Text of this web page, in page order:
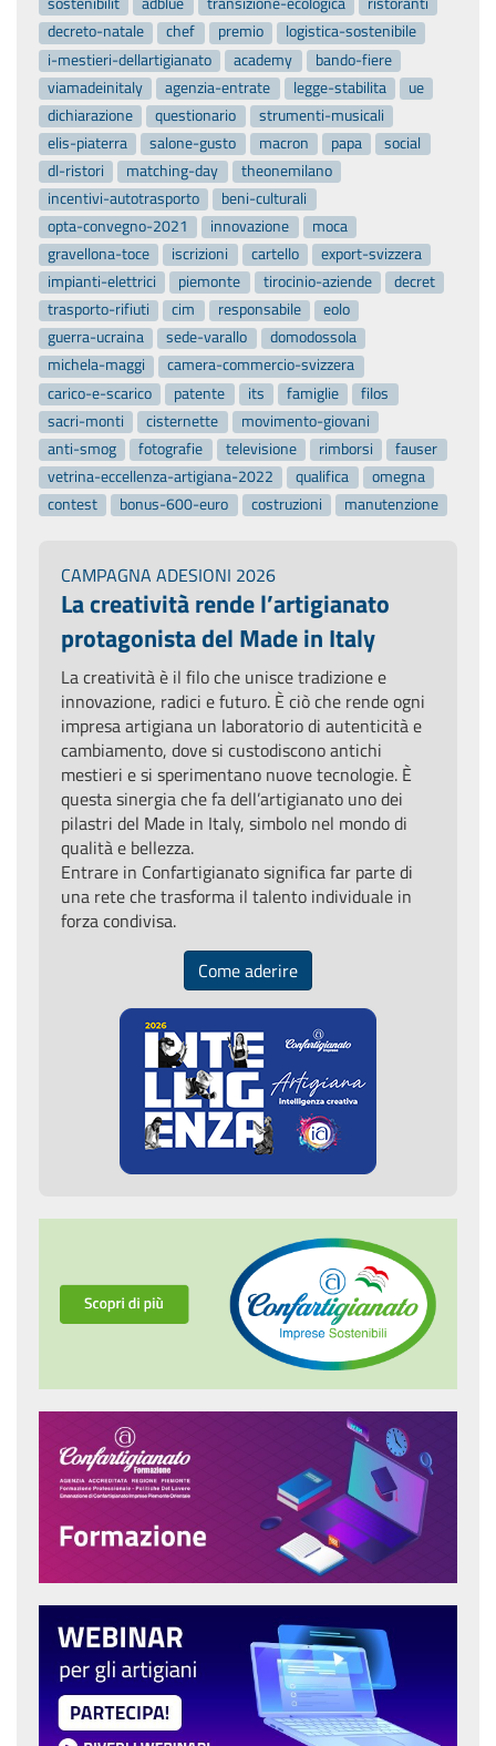
decreto-natale
chef premio
logistica-sostenibile
i-mestieri-dellartigianato
academy
bando-fiere
viamadeinitaly
agenzia-entrate legge-stabilita
ue
dichiarazione
questionario
strumenti-musicali
elis-piaterra
salone-gusto macron papa
social
dl-ristori
matching-day
theonemilano
incentivi-autotrasporto
beni-culturali
opta-convegno-2021
innovazione
moca
gravellona-toce
iscrizioni cartello
export-svizzera
impianti-elettrici
piemonte tirocinio-aziende
decret
trasporto-rifiuti
cim responsabile
eolo
guerra-ucraina
sede-varallo
domodossola
michela-maggi
camera-commercio-svizzera
carico-e-scarico
patente its famiglie
filos
sacri-monti
cisternette
movimento-giovani
anti-smog
fotografie televisione rimborsi
fauser
vetrina-eccellenza-artigiana-2022
qualifica
omegna
contest
bonus-600-euro costruzioni manutenzione
CAMPAGNA ADESIONI 2026
La creatività rende l’artigianato
protagonista del Made in Italy
La creatività è il filo che unisce tradizione e
innovazione, radici e futuro. È ciò che rende ogni
impresa artigiana un laboratorio di autenticità e
cambiamento, dove si custodiscono antichi
mestieri e si sperimentano nuove tecnologie. È
questa sinergia che fa dell’artigianato uno dei
pilastri del Made in Italy, simbolo nel mondo di
qualità e bellezza.
Entrare in Confartigianato significa far parte di
una rete che trasforma il talento individuale in
forza condivisa.
Come aderire